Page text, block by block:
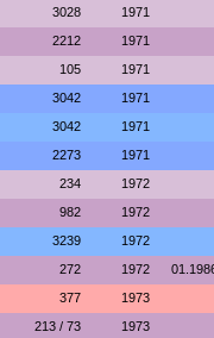
3028 1971
2212 1971
105 1971
3042 1971
3042 1971
2273 1971
234 1972
982 1972
3239 1972
272 1972
377 1973
213 / 73 1973